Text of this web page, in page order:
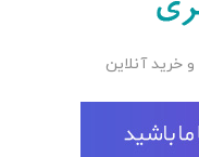
خرید آنلاین